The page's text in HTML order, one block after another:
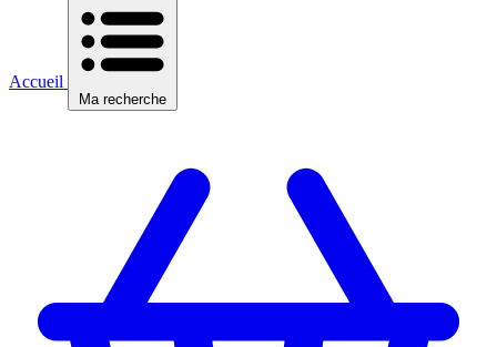
Accueil
Ma recherche